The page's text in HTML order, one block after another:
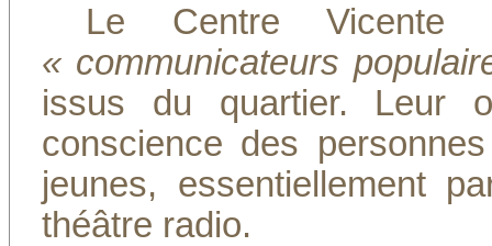
Le Centre Vicente
« communicateurs
issus du quartier. Leur
conscience des
jeunes, essentiellement
théâtre radio.